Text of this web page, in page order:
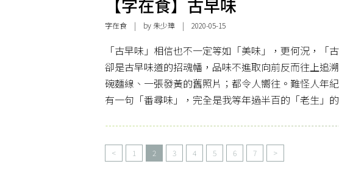
【字在食】古早味
字在食 | by 朱少璋 | 2020-05-15
「古早味」相信也不一定等如「美味」，更何況，「
卻是古早味道的招魂幡，品味不進取向前反而往上追
碗麵線、一張發黃的舊照片；都令人嚮往。難怪人年
有一句「番尋味」，完全是我等年過半百的「老生」
< 1 2 3 4 5 6 7 >